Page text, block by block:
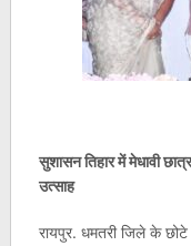
सुशासन तिहार में मेधावी
उत्साह
रायपुर. धमतरी जिले के